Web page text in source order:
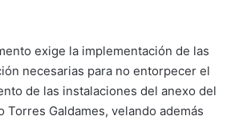
exige la implementación de las
necesarias para no entorpecer el
de las instalaciones del anexo del
Torres Galdames, velando además